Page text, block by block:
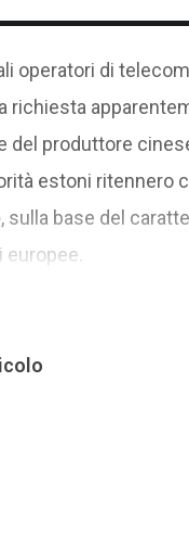
operatori di
richiesta
del produttore
estoni ritennero
, sulla base del
europee.